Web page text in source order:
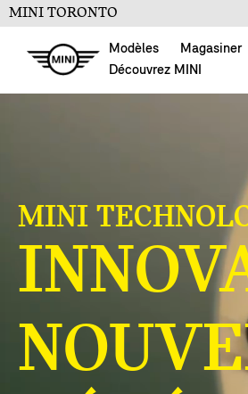
MINI TORONTO
Modèles Magasiner
Découvrez MINI
MINI